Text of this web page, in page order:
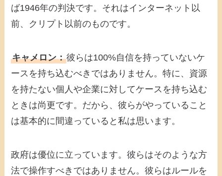
ば1946年の判決です。それはインターネット以
前、クリプト以前のものです。
キャメロン：彼らは100%自信を持っていないケ
ースを持ち込むべきではありません。特に、資源
を持たない個人や企業に対してケースを持ち込む
ときは尚更です。だから、彼らがやっていること
は基本的に間違っていると私は思います。
政府は優位に立っています。彼らはそのような方
法で操作すべきではありません。彼らはルールを